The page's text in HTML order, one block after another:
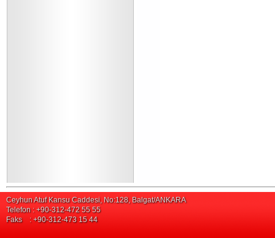
Ceyhun Atuf Kansu Caddesi, No:128, Balgat/ANKARA
Telefon : +90-312-472 55 55
Faks : +90-312-473 15 44